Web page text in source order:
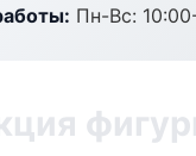
Пн-Вс: